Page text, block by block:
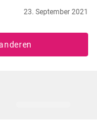
23. September 2021